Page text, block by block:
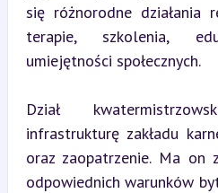
się różnorodne działania
terapie, szkolenia,
umiejętności społecznych.
Dział
infrastrukturę zakładu
oraz zaopatrzenie. Ma on
odpowiednich warunków